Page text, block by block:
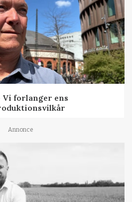
forlanger ens
Annonce